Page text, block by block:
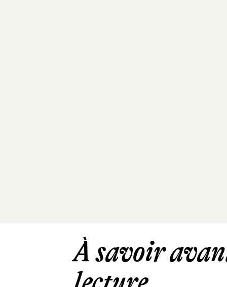
À savoir